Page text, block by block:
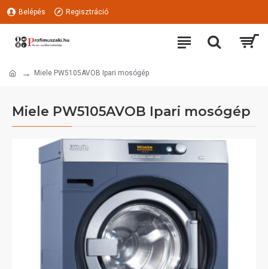
Belépés Regisztráció
Miele PW5105AVOB Ipari mosógép
Miele PW5105AVOB Ipari mosógép